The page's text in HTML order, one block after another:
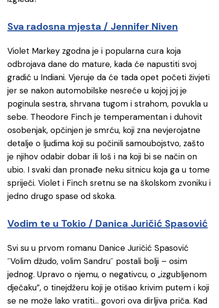
Sva radosna mjesta / Jennifer Niven
Violet Markey zgodna je i popularna cura koja
odbrojava dane do mature, kada će napustiti svoj
gradić u Indiani. Vjeruje da će tada opet početi živjeti
jer se nakon automobilske nesreće u kojoj joj je
poginula sestra, shrvana tugom i strahom, povukla u
sebe. Theodore Finch je temperamentan i duhovit
osobenjak, opčinjen je smrću, koji zna nevjerojatne
detalje o ljudima koji su počinili samoubojstvo, zašto
je njihov odabir dobar ili loš i na koji bi se način on
ubio. I svaki dan pronađe neku sitnicu koja ga u tome
spriječi. Violet i Finch sretnu se na školskom zvoniku i
jedno drugo spase od skoka.
Vodim te u Tokio / Danica Juričić Spasović
Svi su u prvom romanu Danice Juričić Spasović
˝Volim džudo, volim Sandru˝ postali bolji – osim
jednog. Upravo o njemu, o negativcu, o „izgubljenom
dječaku”, o tinejdžeru koji je otišao krivim putem i koji
se ne može lako vratiti… govori ova dirljiva priča. Kad